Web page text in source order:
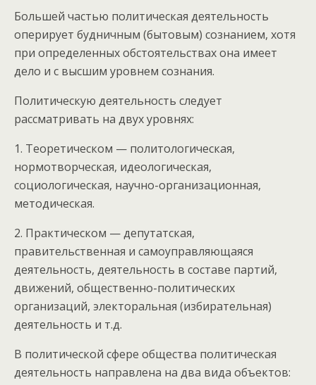
Большей частью политическая деятельность
оперирует будничным (бытовым) сознанием, хотя
при определенных обстоятельствах она имеет
дело и с высшим уровнем сознания.
Политическую деятельность следует
рассматривать на двух уровнях:
1. Теоретическом — политологическая,
нормотворческая, идеологическая,
социологическая, научно-организационная,
методическая.
2. Практическом — депутатская,
правительственная и самоуправляющаяся
деятельность, деятельность в составе партий,
движений, общественно-политических
организаций, электоральная (избирательная)
деятельность и т.д.
В политической сфере общества политическая
деятельность направлена на два вида объектов: